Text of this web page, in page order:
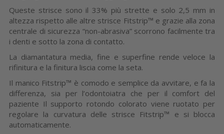
Queste strisce sono il 33% più strette e solo 2,5 mm in
altezza rispetto alle altre strisce Fitstrip™ e grazie alla zona
centrale di sicurezza “non-abrasiva” scorrono facilmente tra
i denti e sotto la zona di contatto.
La diamantatura media, fine e superfine rende veloce la
rifinitura e la finitura liscia come la seta.
Il manico Fitstrip™ è comodo e semplice da avvitare, e fa la
differenza, sia per l’odontoiatra che per il comfort del
paziente Il supporto rotondo colorato viene ruotato per
regolare la curvatura delle strisce Fitstrip™ e si blocca
automaticamente.